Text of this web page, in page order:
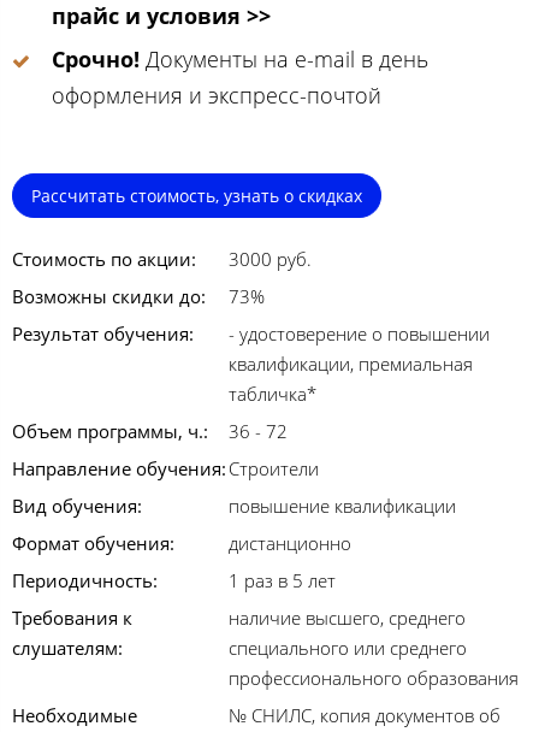
прайс и условия >>
Срочно! Документы на e-mail в день
оформления и экспресс-почтой
Рассчитать стоимость, узнать о скидках
Стоимость по акции:
3000 руб.
Возможны скидки до:
73%
Результат обучения:
- удостоверение о повышении
квалификации, премиальная
табличка*
Объем программы, ч.:
36 - 72
Направление обучения: Строители
Вид обучения:
повышение квалификации
Формат обучения:
дистанционно
Периодичность:
1 раз в 5 лет
Требования к
слушателям:
наличие высшего, среднего
специального или среднего
профессионального образования
Необходимые
№ СНИЛС, копия документов об